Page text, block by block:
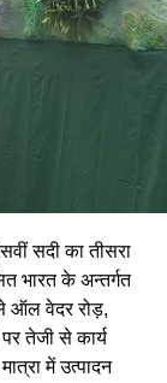
सदी का तीसरा
भारत के अन्तर्गत
ऑल वेदर रोड़,
तेजी से कार्य
में उत्पादन